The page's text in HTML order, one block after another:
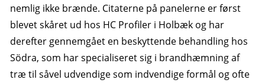
nemlig ikke brænde. Citaterne på panelerne er først
blevet skåret ud hos HC Profiler i Holbæk og har
derefter gennemgået en beskyttende behandling hos
Södra, som har specialiseret sig i brandhæmning af
træ til såvel udvendige som indvendige formål og ofte